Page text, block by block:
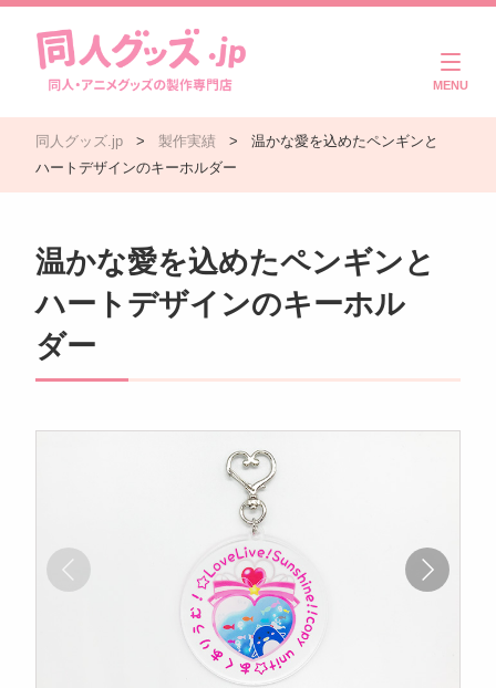
商品一覧
ご利用ガイド
製作実績
よくある質問
お問い合わせ
同人グッズ.jp > 製作実績 >
温かな愛を込めたペンギンと
ハートデザインのキーホルダー
温かな愛を込めたペンギンと
ハートデザインのキーホル
ダー